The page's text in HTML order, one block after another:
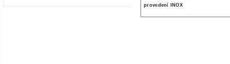
provedení INOX